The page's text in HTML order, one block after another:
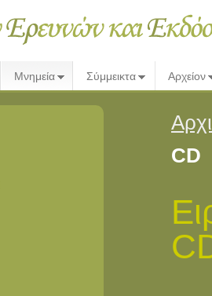
Μνημεία Σύμμεικτα Αρχείον
CD